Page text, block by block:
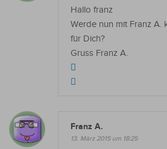
Hallo franz
Werde nun mit Franz A.
für Dich?
Gruss Franz A.
Franz A.
13. März 2015 um 18:25